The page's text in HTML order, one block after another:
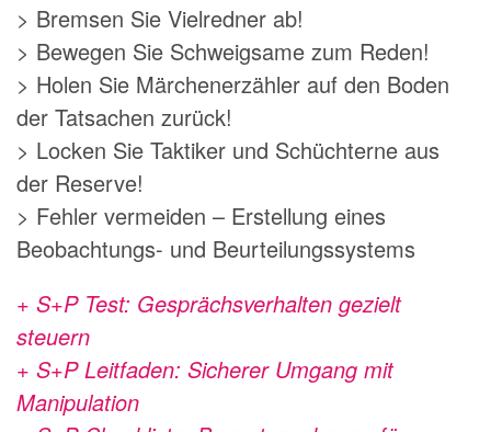
> Bremsen Sie Vielredner ab!
> Bewegen Sie Schweigsame zum Reden!
> Holen Sie Märchenerzähler auf den Boden
der Tatsachen zurück!
> Locken Sie Taktiker und Schüchterne aus
der Reserve!
> Fehler vermeiden – Erstellung eines
Beobachtungs- und Beurteilungssystems
+ S+P Test: Gesprächsverhalten gezielt
steuern
+ S+P Leitfaden: Sicherer Umgang mit
Manipulation